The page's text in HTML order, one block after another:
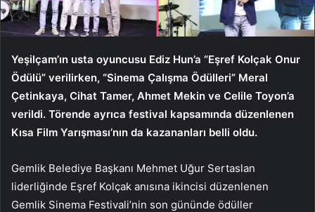
Yeşilçam’ın usta oyuncusu Ediz Hun’a “Eşref Kolçak Onur
Ödülü” verilirken, “Sinema Çalışma Ödülleri” Meral
Çetinkaya, Cihat Tamer, Ahmet Mekin ve Celile Toyon’a
verildi. Törende ayrıca festival kapsamında düzenlenen
Kısa Film Yarışması’nın da kazananları belli oldu.
Gemlik Belediye Başkanı Mehmet Uğur Sertaslan
liderliğinde Eşref Kolçak anısına ikincisi düzenlenen
Gemlik Sinema Festivali’nin son gününde ödüller